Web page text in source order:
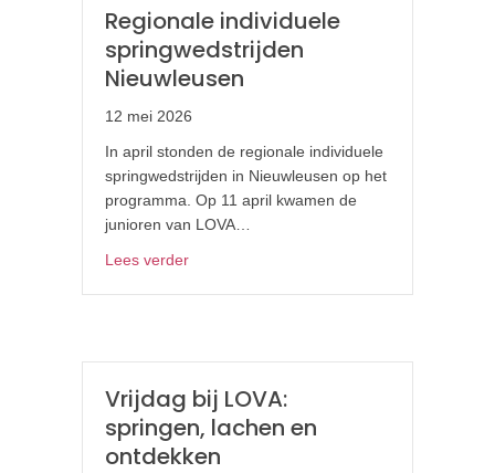
Regionale individuele
springwedstrijden
Nieuwleusen
12 mei 2026
In april stonden de regionale individuele
springwedstrijden in Nieuwleusen op het
programma. Op 11 april kwamen de
junioren van LOVA…
Lees verderabout Regionale individuele
Vrijdag bij LOVA:
springen, lachen en
ontdekken